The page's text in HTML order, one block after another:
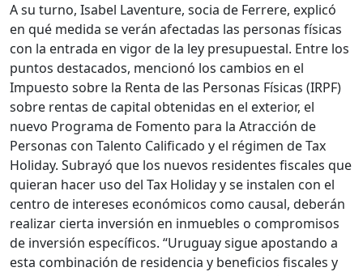
A su turno, Isabel Laventure, socia de Ferrere, explicó
en qué medida se verán afectadas las personas físicas
con la entrada en vigor de la ley presupuestal. Entre los
puntos destacados, mencionó los cambios en el
Impuesto sobre la Renta de las Personas Físicas (IRPF)
sobre rentas de capital obtenidas en el exterior, el
nuevo Programa de Fomento para la Atracción de
Personas con Talento Calificado y el régimen de Tax
Holiday. Subrayó que los nuevos residentes fiscales que
quieran hacer uso del Tax Holiday y se instalen con el
centro de intereses económicos como causal, deberán
realizar cierta inversión en inmuebles o compromisos
de inversión específicos. “Uruguay sigue apostando a
esta combinación de residencia y beneficios fiscales y